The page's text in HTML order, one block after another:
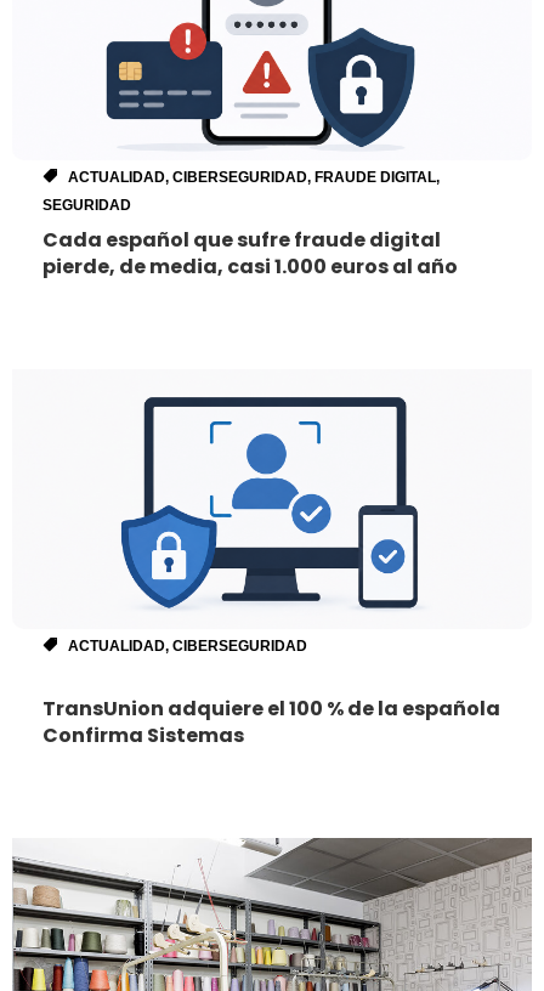
ACTUALIDAD, CIBERSEGURIDAD, FRAUDE DIGITAL,
SEGURIDAD
Cada español que sufre fraude digital
pierde, de media, casi 1.000 euros al año
ACTUALIDAD, CIBERSEGURIDAD
TransUnion adquiere el 100 % de la española
Confirma Sistemas